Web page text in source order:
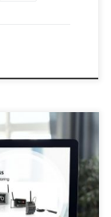
für das
– Monitoring
Wie